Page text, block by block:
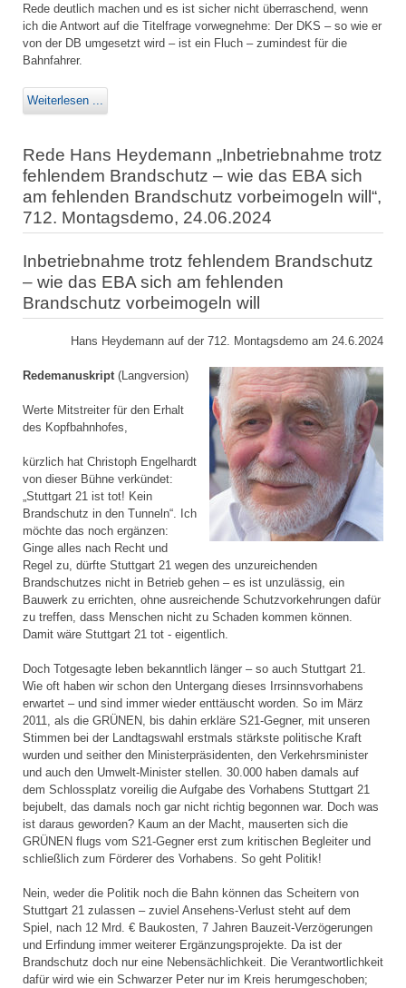
Rede deutlich machen und es ist sicher nicht überraschend, wenn
ich die Antwort auf die Titelfrage vorwegnehme: Der DKS – so wie er
von der DB umgesetzt wird – ist ein Fluch – zumindest für die
Bahnfahrer.
Weiterlesen ...
Rede Hans Heydemann „Inbetriebnahme trotz
fehlendem Brandschutz – wie das EBA sich
am fehlenden Brandschutz vorbeimogeln will“,
712. Montagsdemo, 24.06.2024
Inbetriebnahme trotz fehlendem Brandschutz
– wie das EBA sich am fehlenden
Brandschutz vorbeimogeln will
Hans Heydemann auf der 712. Montagsdemo am 24.6.2024
Redemanuskript (Langversion)
Werte Mitstreiter für den Erhalt
des Kopfbahnhofes,
kürzlich hat Christoph Engelhardt
von dieser Bühne verkündet:
„Stuttgart 21 ist tot! Kein
Brandschutz in den Tunneln“. Ich
möchte das noch ergänzen:
Ginge alles nach Recht und
Regel zu, dürfte Stuttgart 21 wegen des unzureichenden
Brandschutzes nicht in Betrieb gehen – es ist unzulässig, ein
Bauwerk zu errichten, ohne ausreichende Schutzvorkehrungen dafür
zu treffen, dass Menschen nicht zu Schaden kommen können.
Damit wäre Stuttgart 21 tot - eigentlich.
Doch Totgesagte leben bekanntlich länger – so auch Stuttgart 21.
Wie oft haben wir schon den Untergang dieses Irrsinnsvorhabens
erwartet – und sind immer wieder enttäuscht worden. So im März
2011, als die GRÜNEN, bis dahin erkläre S21-Gegner, mit unseren
Stimmen bei der Landtagswahl erstmals stärkste politische Kraft
wurden und seither den Ministerpräsidenten, den Verkehrsminister
und auch den Umwelt-Minister stellen. 30.000 haben damals auf
dem Schlossplatz voreilig die Aufgabe des Vorhabens Stuttgart 21
bejubelt, das damals noch gar nicht richtig begonnen war. Doch was
ist daraus geworden? Kaum an der Macht, mauserten sich die
GRÜNEN flugs vom S21-Gegner erst zum kritischen Begleiter und
schließlich zum Förderer des Vorhabens. So geht Politik!
Nein, weder die Politik noch die Bahn können das Scheitern von
Stuttgart 21 zulassen – zuviel Ansehens-Verlust steht auf dem
Spiel, nach 12 Mrd. € Baukosten, 7 Jahren Bauzeit-Verzögerungen
und Erfindung immer weiterer Ergänzungsprojekte. Da ist der
Brandschutz doch nur eine Nebensächlichkeit. Die Verantwortlichkeit
dafür wird wie ein Schwarzer Peter nur im Kreis herumgeschoben;